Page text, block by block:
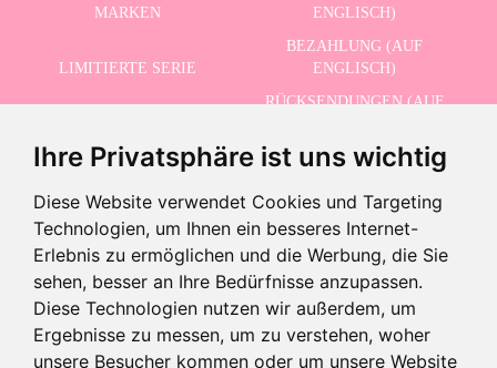
Ihre Privatsphäre ist uns wichtig
Diese Website verwendet Cookies und Targeting
Technologien, um Ihnen ein besseres Internet-
Erlebnis zu ermöglichen und die Werbung, die Sie
sehen, besser an Ihre Bedürfnisse anzupassen.
Diese Technologien nutzen wir außerdem, um
Ergebnisse zu messen, um zu verstehen, woher
unsere Besucher kommen oder um unsere Website
MARKEN
ENGLISCH)
LIMITIERTE SERIE
BEZAHLUNG (AUF
ENGLISCH)
RÜCKSENDUNGEN (AUF
SCHLUSSVERKAUF
KONTAKT
ERHALTEN SIE UNSERE NEUESTEN NACHRICHTEN AUF ENGLISCH
Ich akzeptiere die Datenschutzbestimmungen